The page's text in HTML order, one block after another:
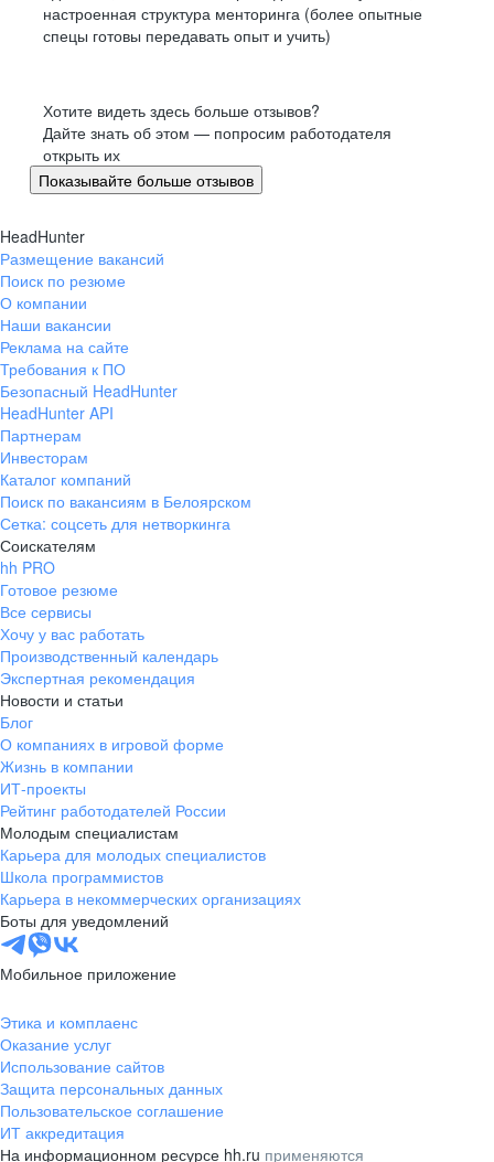
настроенная структура менторинга (более опытные
спецы готовы передавать опыт и учить)
Хотите видеть здесь больше отзывов?
Дайте знать об этом — попросим работодателя
открыть их
Показывайте больше отзывов
HeadHunter
Размещение вакансий
Поиск по резюме
О компании
Наши вакансии
Реклама на сайте
Требования к ПО
Безопасный HeadHunter
HeadHunter API
Партнерам
Инвесторам
Каталог компаний
Поиск по вакансиям в Белоярском
Сетка: соцсеть для нетворкинга
Соискателям
hh PRO
Готовое резюме
Все сервисы
Хочу у вас работать
Производственный календарь
Экспертная рекомендация
Новости и статьи
Блог
О компаниях в игровой форме
Жизнь в компании
ИТ-проекты
Рейтинг работодателей России
Молодым специалистам
Карьера для молодых специалистов
Школа программистов
Карьера в некоммерческих организациях
Боты для уведомлений
Мобильное приложение
Этика и комплаенс
Оказание услуг
Использование сайтов
Защита персональных данных
Пользовательское соглашение
ИТ аккредитация
На информационном ресурсе hh.ru применяются